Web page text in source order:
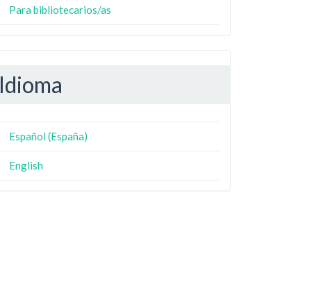
Para bibliotecarios/as
Idioma
Español (España)
English